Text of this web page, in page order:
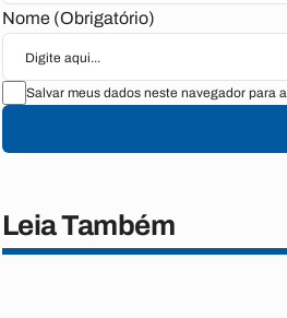
Nome (Obrigatório)
Salvar meus dados neste navegador para
Leia Também